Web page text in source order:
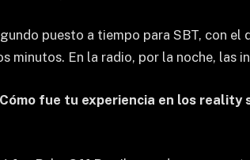
puesto a tiempo para SBT, con
minutos. En la radio, por la noche,
fue tu experiencia en los reality